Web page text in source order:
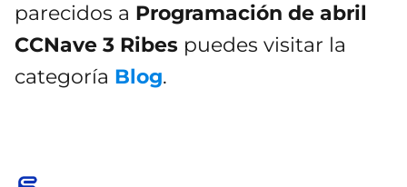
parecidos a Programación de abril
CCNave 3 Ribes puedes visitar la
categoría Blog.